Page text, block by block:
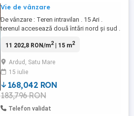
Vie de vânzare
De vânzare : Teren intravilan . 15 Ari .
terenul accesează două întări nord și sud .
și o terasă la etaj , un beci , bucătărie și
disponibil apă de oraș din vile Satu Mare
și branșamentul pentru curent electric este
...
11 202,8 RON/m2| 15 m2
Ardud, Satu Mare
15 iulie
168,042 RON
183,796 RON
Telefon validat